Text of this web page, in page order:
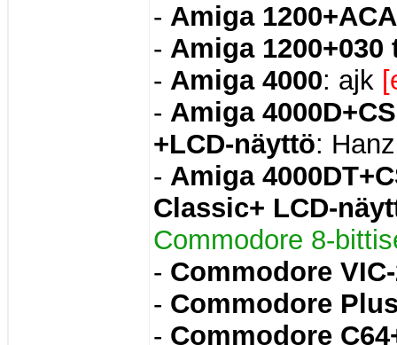
- Amiga
- Amiga
- Amiga 4000: ajk
- Amiga
+LCD-näyttö:
- Amiga
Classic+ LCD-
Commodore 8-
- Commodore
- Commodore
- Commodore